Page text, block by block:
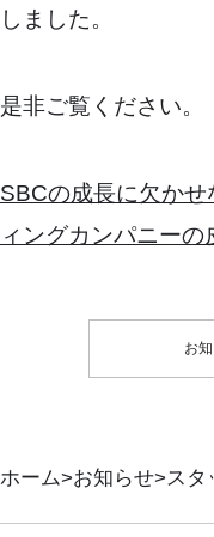
しました。
是非ご覧ください。
SBCの成長に欠か
ィングカンパニー
お
ホーム お知らせ スタ